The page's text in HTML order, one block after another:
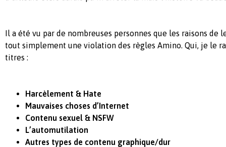
Il a été vu par de nombreuses personnes que les raisons de
tout simplement une violation des règles Amino. Qui, je le
titres :
Harcèlement & Hate
Mauvaises choses d’Internet
Contenu sexuel & NSFW
L’automutilation
Autres types de contenu graphique/dur